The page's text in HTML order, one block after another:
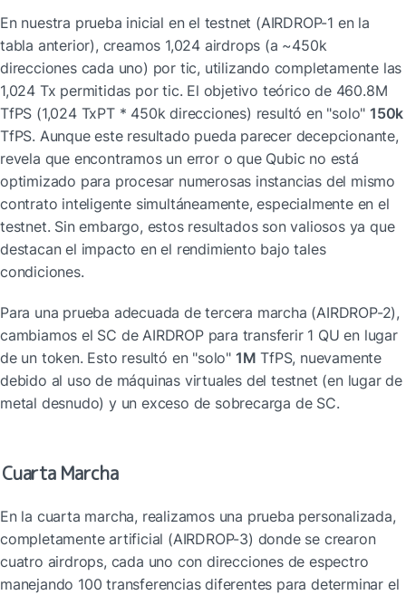
En nuestra prueba inicial en el testnet (AIRDROP-1 en la
tabla anterior), creamos 1,024 airdrops (a ~450k
direcciones cada uno) por tic, utilizando completamente las
1,024 Tx permitidas por tic. El objetivo teórico de 460.8M
TfPS (1,024 TxPT * 450k direcciones) resultó en "solo" 150k
TfPS. Aunque este resultado pueda parecer decepcionante,
revela que encontramos un error o que Qubic no está
optimizado para procesar numerosas instancias del mismo
contrato inteligente simultáneamente, especialmente en el
testnet. Sin embargo, estos resultados son valiosos ya que
destacan el impacto en el rendimiento bajo tales
condiciones.
Para una prueba adecuada de tercera marcha (AIRDROP-2),
cambiamos el SC de AIRDROP para transferir 1 QU en lugar
de un token. Esto resultó en "solo" 1M TfPS, nuevamente
debido al uso de máquinas virtuales del testnet (en lugar de
metal desnudo) y un exceso de sobrecarga de SC.
Cuarta Marcha
En la cuarta marcha, realizamos una prueba personalizada,
completamente artificial (AIRDROP-3) donde se crearon
cuatro airdrops, cada uno con direcciones de espectro
manejando 100 transferencias diferentes para determinar el